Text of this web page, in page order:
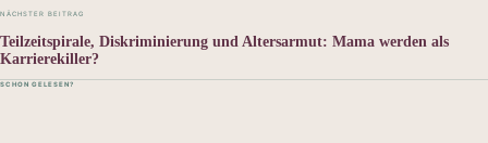
NÄCHSTER BEITRAG
Teilzeitspirale, Diskriminierung und Altersarmut: Mama werden als
Karrierekiller?
SCHON GELESEN?